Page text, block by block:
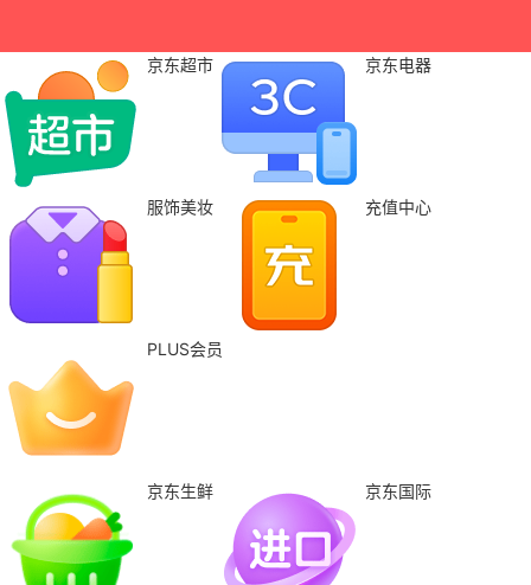
京东超市 京东电器
服饰美妆 充值中心
PLUS会员
京东生鲜 京东国际